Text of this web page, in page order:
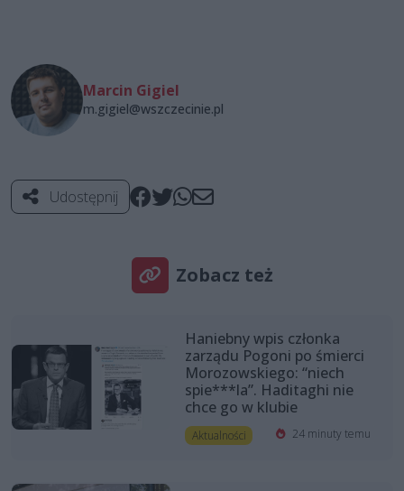
Marcin Gigiel
m.gigiel@wszczecinie.pl
Udostępnij
Zobacz też
Haniebny wpis członka
zarządu Pogoni po śmierci
Morozowskiego: “niech
spie***la”. Haditaghi nie
chce go w klubie
Aktualności 24 minuty temu